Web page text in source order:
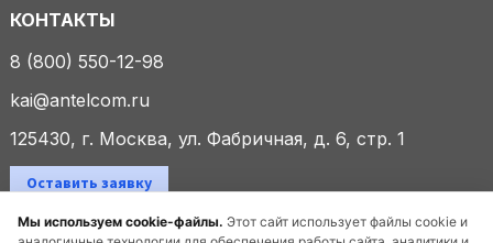
Мы используем cookie-файлы. Этот сайт использует файлы cookie и
КОНТАКТЫ
8 (800) 550-12-98
kai@antelcom.ru
125430, г. Москва, ул. Фабричная, д. 6, стр. 1
Оставить заявку